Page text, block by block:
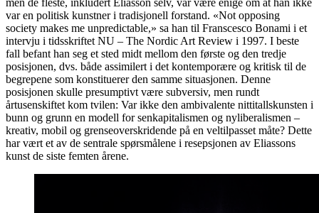
var en politisk kunstner i tradisjonell forstand. «Not opposing
society makes me unpredictable,» sa han til Franscesco Bonami i et
intervju i tidsskriftet NU – The Nordic Art Review i 1997. I beste
fall befant han seg et sted midt mellom den første og den tredje
posisjonen, dvs. både assimilert i det kontemporære og kritisk til de
begrepene som konstituerer den samme situasjonen. Denne
posisjonen skulle presumptivt være subversiv, men rundt
årtusenskiftet kom tvilen: Var ikke den ambivalente nittitallskunsten i
bunn og grunn en modell for senkapitalismen og nyliberalismen –
kreativ, mobil og grenseoverskridende på en veltilpasset måte? Dette
har vært et av de sentrale spørsmålene i resepsjonen av Eliassons
kunst de siste femten årene.